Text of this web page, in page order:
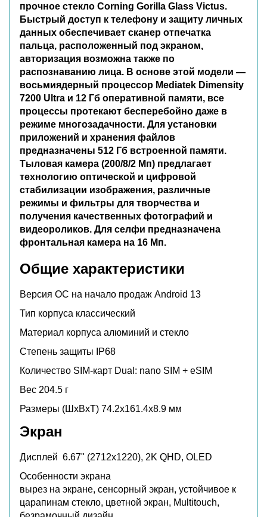
прочное стекло Corning Gorilla Glass Victus.
Быстрый доступ к телефону и защиту личных
данных обеспечивает сканер отпечатка
пальца, расположенный под экраном,
авторизация возможна также по
распознаванию лица. В основе этой модели —
восьмиядерный процессор Mediatek Dimensity
7200 Ultra и 12 Гб оперативной памяти, все
процессы протекают бесперебойно даже в
режиме многозадачности. Для установки
приложений и хранения файлов
предназначены 512 Гб встроенной памяти.
Тыловая камера (200/8/2 Мп) предлагает
технологию оптической и цифровой
стабилизации изображения, различные
режимы и фильтры для творчества и
получения качественных фотографий и
видеороликов. Для селфи предназначена
фронтальная камера на 16 Мп.
Общие характеристики
Версия ОС на начало продаж Android 13
Тип корпуса классический
Материал корпуса алюминий и стекло
Степень защиты
IP68
Количество SIM-карт Dual: nano SIM + eSIM
Вес 204.5 г
Размеры (ШxВxТ) 74.2x161.4x8.9 мм
Экран
Дисплей 6.67" (2712x1220), 2K QHD, OLED
Особенности экрана
вырез на экране, сенсорный экран, устойчивое к
царапинам стекло, цветной экран, Multitouch,